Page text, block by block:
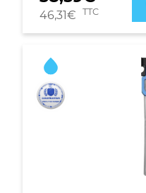
d'encre
originale
Epson
Magenta
-
C13T11N340
46,31€ TTC